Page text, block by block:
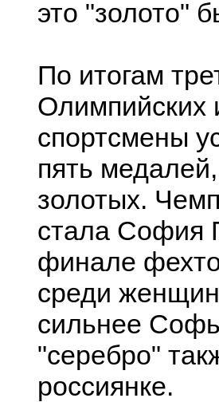
это "золото"
По итогам
Олимпийских
спортсмены
пять
золотых.
стала София
финале
среди
сильнее
"серебро"
россиянке.